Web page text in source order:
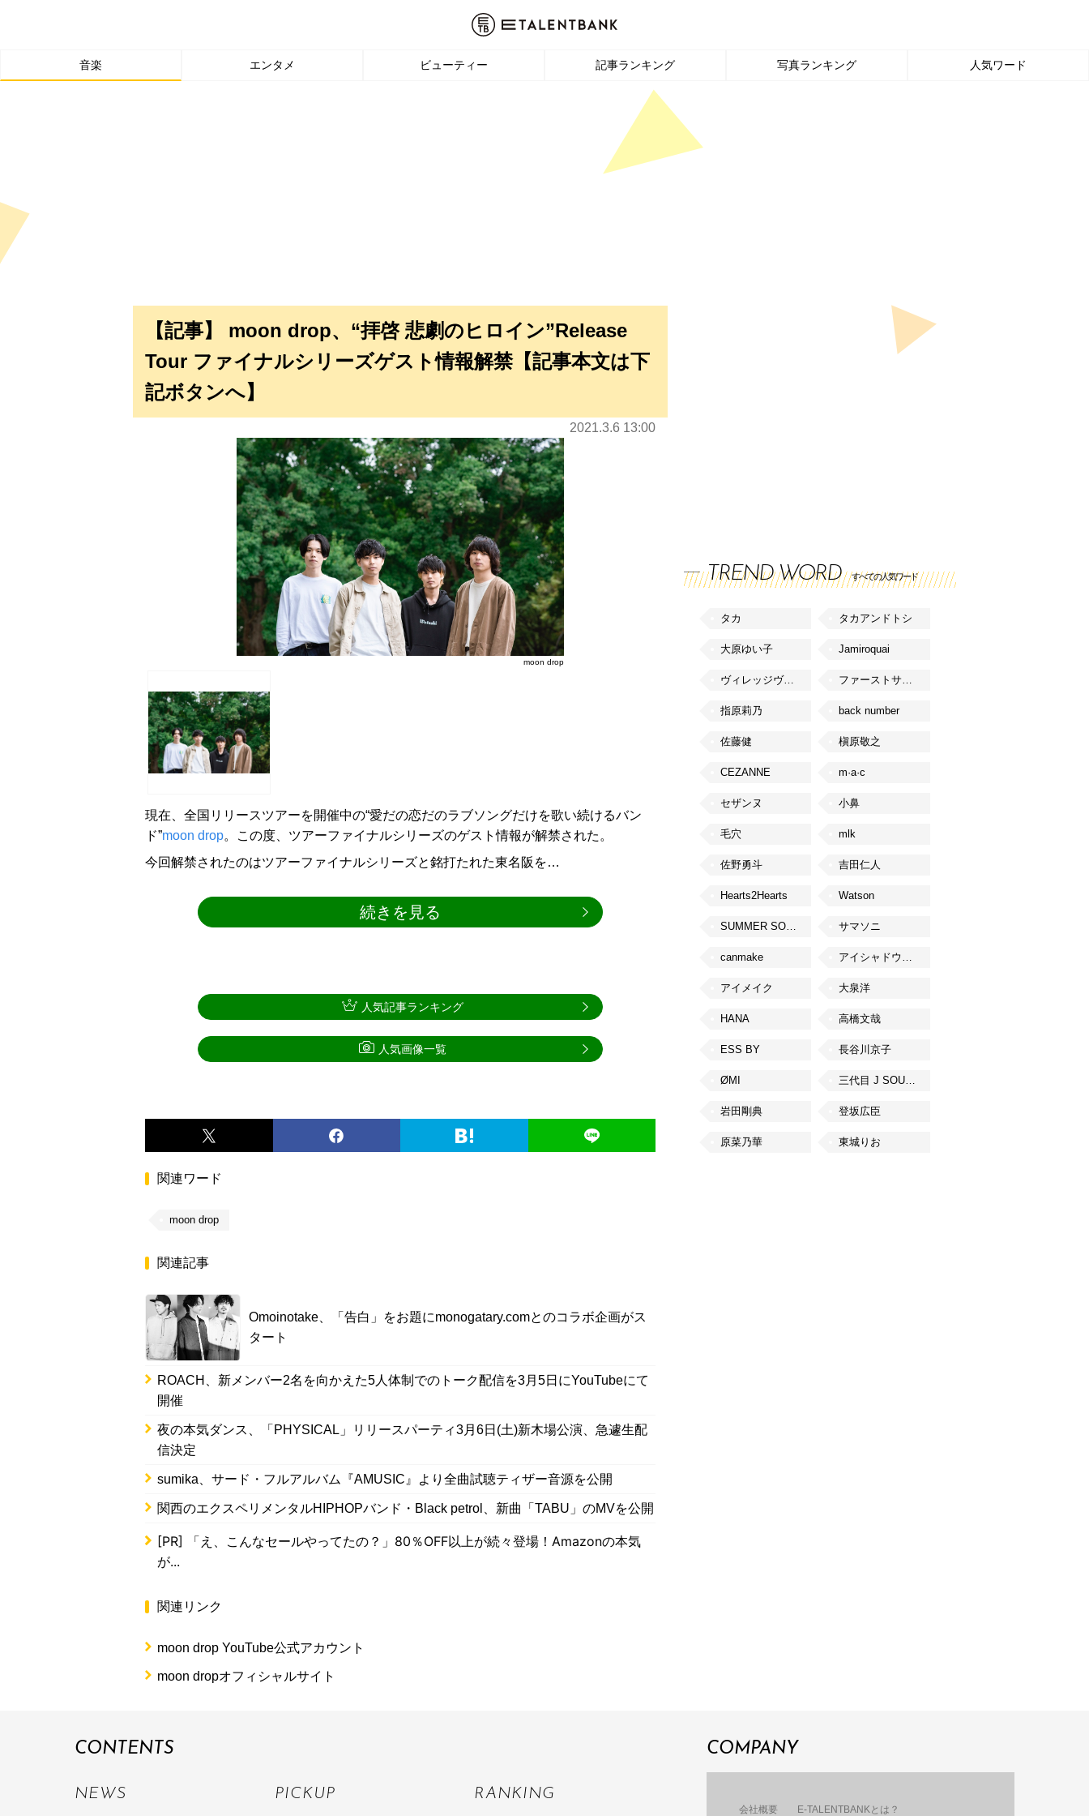
音楽 エンタメ ビューティー 記事ランキング 写真ランキング 人気ワード
【記事】 moon drop、“拝啓 悲劇のヒロイン”Release
Tour ファイナルシリーズゲスト情報解禁【記事本文は下
記ボタンへ】
2021.3.6 13:00
moon drop
現在、全国リリースツアーを開催中の“愛だの恋だのラブソングだけを歌い続けるバン
ド”moon drop。この度、ツアーファイナルシリーズのゲスト情報が解禁された。
今回解禁されたのはツアーファイナルシリーズと銘打たれた東名阪を…
続きを見る
関連ワード
moon drop
関連記事
Omoinotake、「告白」をお題にmonogatary.comとのコラボ企画がス
タート
ROACH、新メンバー2名を向かえた5人体制でのトーク配信を3月5日にYouTubeにて
開催
夜の本気ダンス、「PHYSICAL」リリースパーティ3月6日(土)新木場公演、急遽生配
信決定
sumika、サード・フルアルバム『AMUSIC』より全曲試聴ティザー音源を公開
関西のエクスペリメンタルHIPHOPバンド・Black petrol、新曲「TABU」のMVを公開
[PR] 「え、こんなセールやってたの？」80％OFF以上が続々登場！Amazonの本気
が...
関連リンク
moon drop YouTube公式アカウント
moon dropオフィシャルサイト
人気記事ランキング
人気画像一覧
TREND WORD すべての人気ワード
タカ タカアンドトシ
大原ゆい子 Jamiroquai
ヴィレッジヴァンガード ファーストサマーウイカ
指原莉乃 back number
佐藤健 槇原敬之
CEZANNE m·a·c
セザンヌ 小鼻
毛穴 mlk
佐野勇斗 吉田仁人
Hearts2Hearts Watson
SUMMER SONIC サマソニ
canmake アイシャドウベース
アイメイク 大泉洋
HANA 高橋文哉
ESS BY 長谷川京子
ØMI 三代目 J SOUL BROTHERS from EXILE TRIBE
岩田剛典 登坂広臣
原菜乃華 東城りお
CONTENTS
NEWS PICKUP RANKING
COMPANY
会社概要 E-TALENTBANKとは？